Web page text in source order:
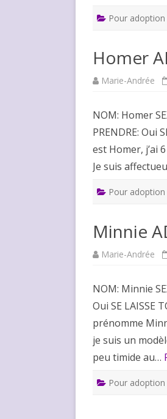
Pour adoption
Homer
Marie-Andrée
NOM: Homer
PRENDRE: Oui
est Homer, j’ai
Je suis
Pour adoption
Minnie
Marie-Andrée
NOM: Minnie
Oui SE LAISSE
prénomme
je suis un
peu timide au…
Pour adoption